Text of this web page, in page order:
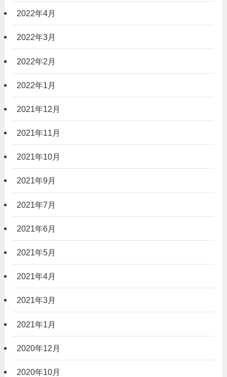
2022年4月
2022年3月
2022年2月
2022年1月
2021年12月
2021年11月
2021年10月
2021年9月
2021年7月
2021年6月
2021年5月
2021年4月
2021年3月
2021年1月
2020年12月
2020年10月